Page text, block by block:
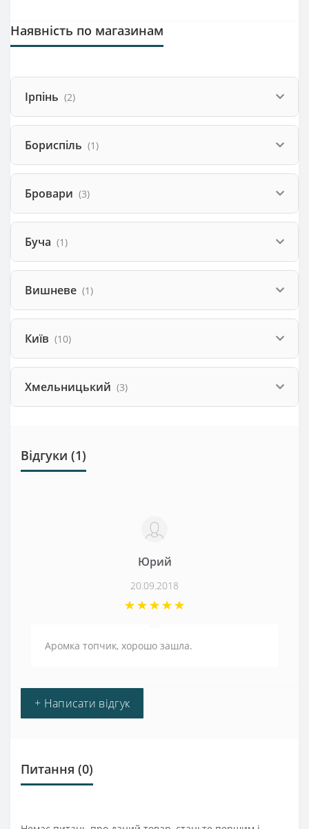
Наявність по магазинам
Ірпінь (2)
Бориспіль (1)
Бровари (3)
Буча (1)
Вишневе (1)
Київ (10)
Хмельницький (3)
Відгуки (1)
Юрий
20.09.2018
Аромка топчик, хорошо зашла.
+ Написати відгук
Питання (0)